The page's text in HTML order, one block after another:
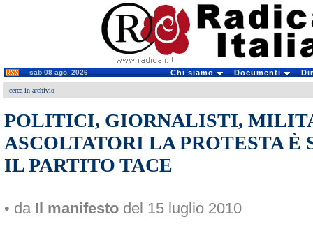
sab 08 ago. 2026 Chi siamo Documenti
cerca in archivio
POLITICI, GIORNALISTI,
ASCOLTATORI LA PROTESTA È
IL PARTITO TACE
• da Il manifesto del 15 luglio 2010